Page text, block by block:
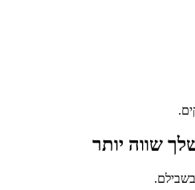
שווה יותר